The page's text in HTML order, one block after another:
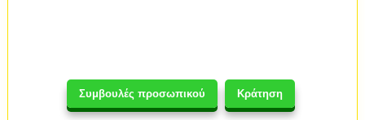
Συμβουλές προσωπικού Κράτηση